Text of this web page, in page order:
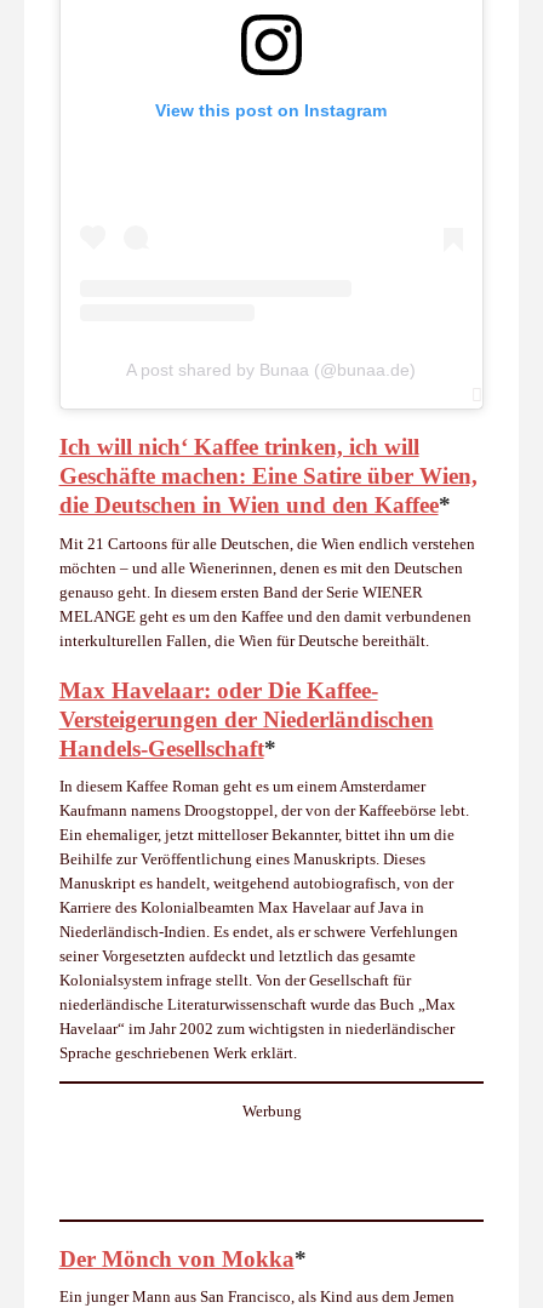
View this post on Instagram
A post shared by Bunaa (@bunaa.de)
Ich will nich‘ Kaffee trinken, ich will
Geschäfte machen: Eine Satire über Wien,
die Deutschen in Wien und den Kaffee*
Mit 21 Cartoons für alle Deutschen, die Wien endlich verstehen
möchten – und alle Wienerinnen, denen es mit den Deutschen
genauso geht. In diesem ersten Band der Serie WIENER
MELANGE geht es um den Kaffee und den damit verbundenen
interkulturellen Fallen, die Wien für Deutsche bereithält.
Max Havelaar: oder Die Kaffee-
Versteigerungen der Niederländischen
Handels-Gesellschaft*
In diesem Kaffee Roman geht es um einem Amsterdamer
Kaufmann namens Droogstoppel, der von der Kaffeebörse lebt.
Ein ehemaliger, jetzt mittelloser Bekannter, bittet ihn um die
Beihilfe zur Veröffentlichung eines Manuskripts. Dieses
Manuskript es handelt, weitgehend autobiografisch, von der
Karriere des Kolonialbeamten Max Havelaar auf Java in
Niederländisch-Indien. Es endet, als er schwere Verfehlungen
seiner Vorgesetzten aufdeckt und letztlich das gesamte
Kolonialsystem infrage stellt. Von der Gesellschaft für
niederländische Literaturwissenschaft wurde das Buch „Max
Havelaar“ im Jahr 2002 zum wichtigsten in niederländischer
Sprache geschriebenen Werk erklärt.
Werbung
Der Mönch von Mokka*
Ein junger Mann aus San Francisco, als Kind aus dem Jemen